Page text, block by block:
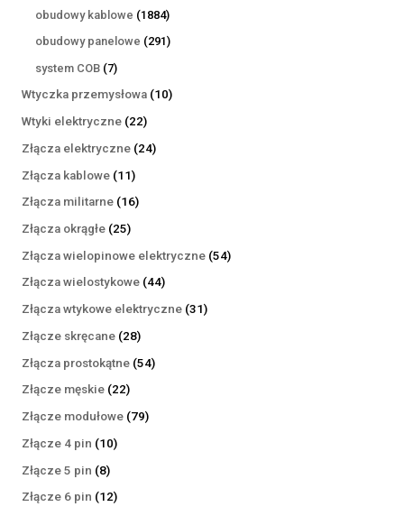
obudowy kablowe 18841884
produkty
obudowy panelowe 291291
system COB 77
produktów
Wtyczka przemysłowa 1010
Wtyki elektryczne 2222
produkty
Złącza elektryczne 2424
Złącza kablowe 1111
produktów
Złącza militarne 1616
Złącza okrągłe 2525
produktów
Złącza wielopinowe elektryczne 5454
Złącza wielostykowe 4444
produkty
Złącza wtykowe elektryczne 3131
Złącze skręcane 2828
produktów
Złącza prostokątne 5454
Złącze męskie 2222
produkty
Złącze modułowe 7979
Złącze 4 pin 1010
Złącze 5 pin 88
produktów
Złącze 6 pin 1212